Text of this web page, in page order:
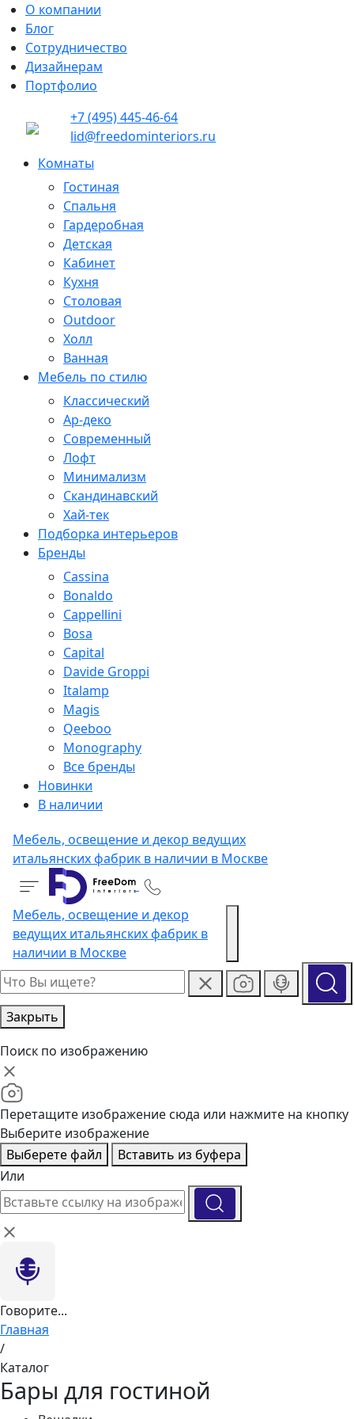
О компании
Блог
Сотрудничество
Дизайнерам
Портфолио
+7 (495) 445-46-64
lid@freedominteriors.ru
Комнаты
Гостиная
Спальня
Гардеробная
Детская
Кабинет
Кухня
Столовая
Outdoor
Холл
Ванная
Мебель по стилю
Классический
Ар-деко
Современный
Лофт
Минимализм
Скандинавский
Хай-тек
Подборка интерьеров
Бренды
Cassina
Bonaldo
Cappellini
Bosa
Capital
Davide Groppi
Italamp
Magis
Qeeboo
Monography
Все бренды
Новинки
В наличии
Мебель, освещение и декор ведущих
итальянских фабрик в наличии в Москве
Мебель, освещение и декор
ведущих итальянских фабрик в
наличии в Москве
Закрыть
Поиск по изображению
Перетащите изображение сюда или нажмите на кнопку
Выберите изображение
Выберете файл
Вставить из буфера
Или
Говорите...
Главная
/
Каталог
Бары для гостиной